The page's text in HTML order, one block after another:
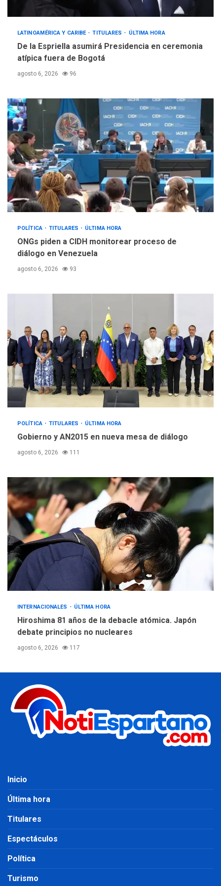
ciudadanía por nacimiento
LATINOAMÉRICA Y CARIBE TITULARES ÚLTIMA HORA
De la Espriella asumirá Presidencia en ceremonia
atípica fuera de Bogotá
agosto 6, 2026 96
POLÍTICA TITULARES ÚLTIMA HORA
ONGs piden a CIDH monitorear proceso de
diálogo en Venezuela
agosto 6, 2026 93
POLÍTICA TITULARES ÚLTIMA HORA
Gobierno y AN2015 en nueva mesa de diálogo
agosto 6, 2026 111
INTERNACIONALES ÚLTIMA HORA
Hiroshima 81 años de la debacle atómica. Japón
debate principios no nucleares
agosto 6, 2026 117
Inicio
Última hora
Titulares
Espectáculos
Política
Turismo